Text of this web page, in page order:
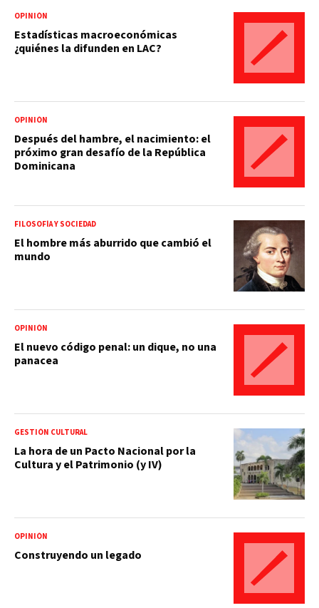
OPINIÓN
Estadísticas macroeconómicas
¿quiénes la difunden en LAC?
OPINIÓN
Después del hambre, el nacimiento: el
próximo gran desafío de la República
Dominicana
FILOSOFÍA Y SOCIEDAD
El hombre más aburrido que cambió el
mundo
OPINIÓN
El nuevo código penal: un dique, no una
panacea
GESTIÓN CULTURAL
La hora de un Pacto Nacional por la
Cultura y el Patrimonio (y IV)
OPINIÓN
Construyendo un legado